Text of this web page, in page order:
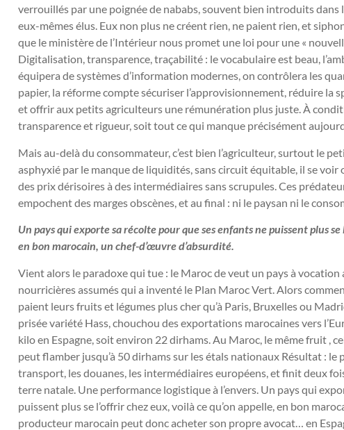
verrouillés par une poignée de nababs, souvent bien introduits
eux-mêmes élus. Eux non plus ne créent rien, ne paient rien, et
que le ministère de l’Intérieur nous promet une loi pour une «
Digitalisation, transparence, traçabilité : le vocabulaire est beau,
équipera de systèmes d’information modernes, on contrôlera les
papier, la réforme compte sécuriser l’approvisionnement, réduire la
et offrir aux petits agriculteurs une rémunération plus juste. À
transparence et rigueur, soit tout ce qui manque précisément
Mais au-delà du consommateur, c’est bien l’agriculteur, surtout le
asphyxié par le manque de liquidités, sans circuit équitable, il se voir
des prix dérisoires à des intermédiaires sans scrupules. Ces
empochent des marges obscènes, et au final : ni le paysan ni le
Un pays qui exporte sa récolte pour que ses enfants ne puissent plus se
en bon marocain, un chef-d’œuvre d’absurdité.
Vient alors le paradoxe qui tue : le Maroc de veut un pays à
nourricières assumés qui a inventé le Plan Maroc Vert. Alors
paient leurs fruits et légumes plus cher qu’à Paris, Bruxelles ou
prisée variété Hass, chouchou des exportations marocaines vers
kilo en Espagne, soit environ 22 dirhams. Au Maroc, le même fruit ,
peut flamber jusqu’à 50 dirhams sur les étals nationaux Résultat : le
transport, les douanes, les intermédiaires européens, et finit deux
terre natale. Une performance logistique à l’envers. Un pays qui
puissent plus se l’offrir chez eux, voilà ce qu’on appelle, en bon
producteur marocain peut donc acheter son propre avocat… en